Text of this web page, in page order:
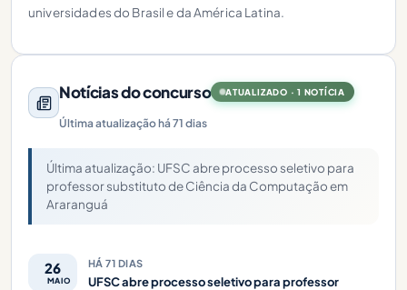
universidades do Brasil e da América Latina.
Notícias do concurso ATUALIZADO · 1 NOTÍCIA
Última atualização há 71 dias
Última atualização: UFSC abre processo seletivo para
professor substituto de Ciência da Computação em
Araranguá
26
MAIO
HÁ 71 DIAS
UFSC abre processo seletivo para professor